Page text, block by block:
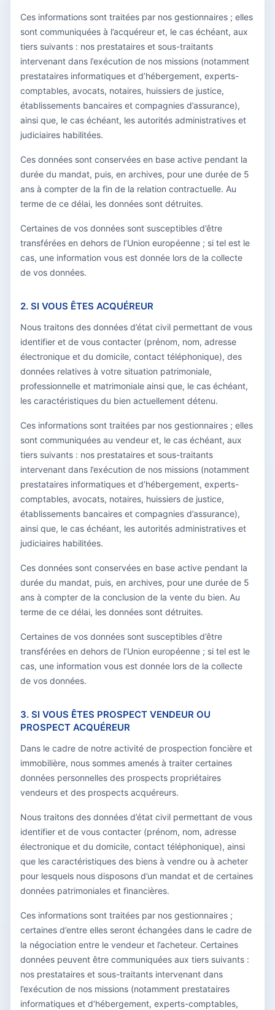
Ces informations sont traitées par nos gestionnaires ; elles
sont communiquées à l’acquéreur et, le cas échéant, aux
tiers suivants : nos prestataires et sous-traitants
intervenant dans l’exécution de nos missions (notamment
prestataires informatiques et d’hébergement, experts-
comptables, avocats, notaires, huissiers de justice,
établissements bancaires et compagnies d’assurance),
ainsi que, le cas échéant, les autorités administratives et
judiciaires habilitées.
Ces données sont conservées en base active pendant la
durée du mandat, puis, en archives, pour une durée de 5
ans à compter de la fin de la relation contractuelle. Au
terme de ce délai, les données sont détruites.
Certaines de vos données sont susceptibles d’être
transférées en dehors de l’Union européenne ; si tel est le
cas, une information vous est donnée lors de la collecte
de vos données.
2. SI VOUS ÊTES ACQUÉREUR
Nous traitons des données d’état civil permettant de vous
identifier et de vous contacter (prénom, nom, adresse
électronique et du domicile, contact téléphonique), des
données relatives à votre situation patrimoniale,
professionnelle et matrimoniale ainsi que, le cas échéant,
les caractéristiques du bien actuellement détenu.
Ces informations sont traitées par nos gestionnaires ; elles
sont communiquées au vendeur et, le cas échéant, aux
tiers suivants : nos prestataires et sous-traitants
intervenant dans l’exécution de nos missions (notamment
prestataires informatiques et d’hébergement, experts-
comptables, avocats, notaires, huissiers de justice,
établissements bancaires et compagnies d’assurance),
ainsi que, le cas échéant, les autorités administratives et
judiciaires habilitées.
Ces données sont conservées en base active pendant la
durée du mandat, puis, en archives, pour une durée de 5
ans à compter de la conclusion de la vente du bien. Au
terme de ce délai, les données sont détruites.
Certaines de vos données sont susceptibles d’être
transférées en dehors de l’Union européenne ; si tel est le
cas, une information vous est donnée lors de la collecte
de vos données.
3. SI VOUS ÊTES PROSPECT VENDEUR OU
PROSPECT ACQUÉREUR
Dans le cadre de notre activité de prospection foncière et
immobilière, nous sommes amenés à traiter certaines
données personnelles des prospects propriétaires
vendeurs et des prospects acquéreurs.
Nous traitons des données d’état civil permettant de vous
identifier et de vous contacter (prénom, nom, adresse
électronique et du domicile, contact téléphonique), ainsi
que les caractéristiques des biens à vendre ou à acheter
pour lesquels nous disposons d’un mandat et de certaines
données patrimoniales et financières.
Ces informations sont traitées par nos gestionnaires ;
certaines d’entre elles seront échangées dans le cadre de
la négociation entre le vendeur et l’acheteur. Certaines
données peuvent être communiquées aux tiers suivants :
nos prestataires et sous-traitants intervenant dans
l’exécution de nos missions (notamment prestataires
informatiques et d’hébergement, experts-comptables,